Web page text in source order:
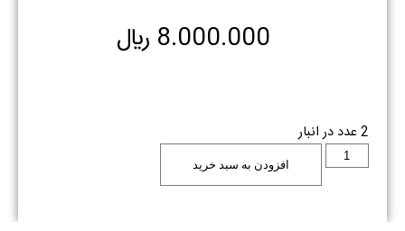
8.000.000 ﷼
2 عدد در انبار
افزودن به سبد خرید